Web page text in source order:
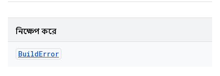
নিক্ষেপ করে
BuildError